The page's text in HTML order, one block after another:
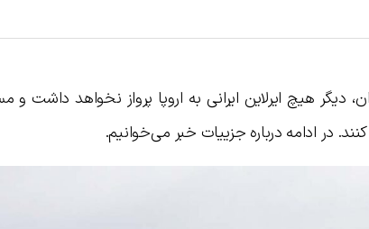
دیگر هیچ ایرلاین ایرانی به اروپا پرواز نخواهد داشت و
در ادامه درباره جزییات خبر می‌خوانیم.